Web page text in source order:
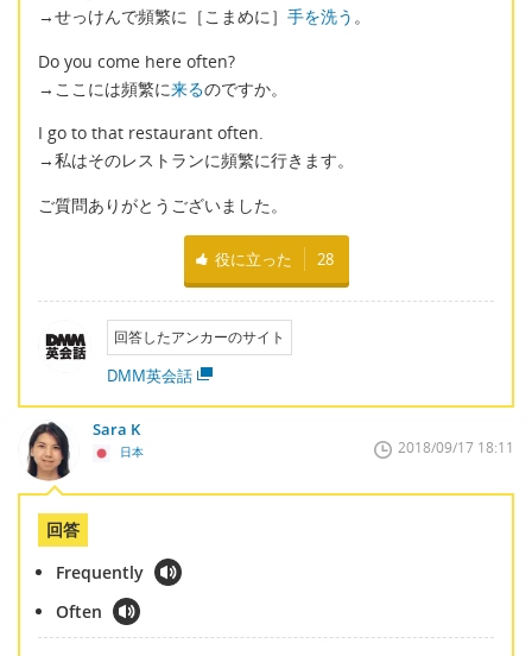
→せっけんで頻繁に［こまめに］ 手を洗う 。
Do you come here often?
→ここには頻繁に来るのですか。
I go to that restaurant often.
→私はそのレストランに頻繁に行きます。
ご質問ありがとうございました。
役に立った 28
回答したアンカーのサイト
DMM英会話
Sara K
日本 2018/09/17 18:11
回答
Frequently
Often